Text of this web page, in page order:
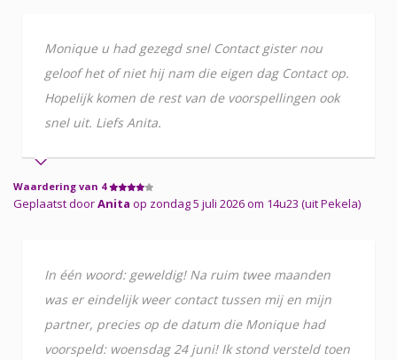
Monique u had gezegd snel Contact gister nou
geloof het of niet hij nam die eigen dag Contact op.
Hopelijk komen de rest van de voorspellingen ook
snel uit. Liefs Anita.
Waardering van 4
Geplaatst doorAnita op zondag 5 juli 2026 om 14u23 (uit Pekela)
In één woord: geweldig! Na ruim twee maanden
was er eindelijk weer contact tussen mij en mijn
partner, precies op de datum die Monique had
voorspeld: woensdag 24 juni! Ik stond versteld toen